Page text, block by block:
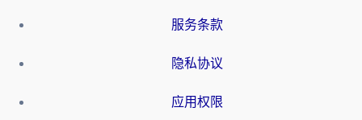
服务条款
隐私协议
应用权限